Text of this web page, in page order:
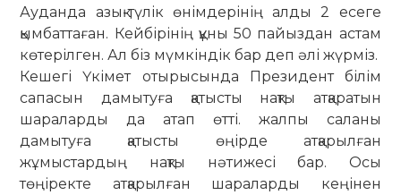
Ауданда азық-түлік өнімдерінің алды 2 есеге
қымбаттаған. Кейбірінің құны 50 пайыздан астам
көтерілген. Ал біз мүмкіндік бар деп әлі жүрміз.
Кешегі Үкімет отырысында Президент білім
сапасын дамытуға қатысты нақты атқаратын
шараларды да атап өтті. жалпы саланы
дамытуға қатысты өңірде атқарылған
жұмыстардың нақты нәтижесі бар. Осы
төңіректе атқарылған шараларды кеңінен